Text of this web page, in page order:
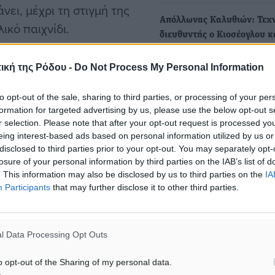
της Ρόδου - Do Not Process My Personal Information
opt-out of the sale, sharing to third parties, or processing of your
for targeted advertising by us, please use the below opt-out
selection. Please note that after your opt-out request is processed
interest-based ads based on personal information utilized by us
to third parties prior to your opt-out. You may separately
of your personal information by third parties on the IAB’s list of
This information may also be disclosed by us to third parties on the
Participants that may further disclose it to other third parties.
Data Processing Opt Outs
opt-out of the Sharing of my personal data.
μέχρι τη στιγμή της
παιχνίδι.
αναζήτησης
Απόλλωνας Καλυθιών:
διευθυντής ο Κιοσέογλου
Από τη θέση του τεχνικού
προσφέρει τις υπηρεσίες…